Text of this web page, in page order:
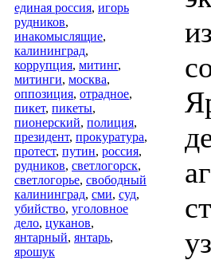
единая россия, игорь
рудников,
инакомыслящие,
калининград,
коррупция, митинг,
митинги, москва,
оппозиция, отрадное,
пикет, пикеты,
пионерский, полиция,
президент, прокуратура,
протест, путин, россия,
рудников, светлогорск,
светлогорье, свободный
калининград, сми, суд,
убийство, уголовное
дело, цуканов,
янтарный, янтарь,
ярошук